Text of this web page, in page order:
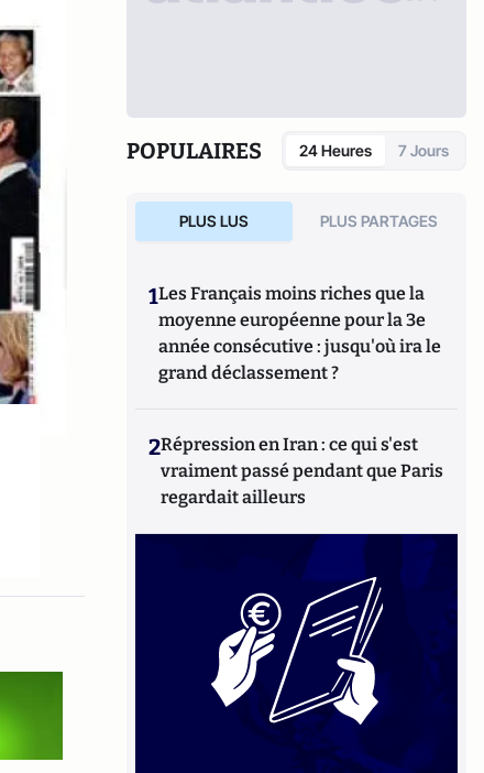
POPULAIRES 24 Heures 7 Jours
PLUS LUS PLUS PARTAGES
1Les Français moins riches que la
moyenne européenne pour la 3e
année consécutive : jusqu'où ira le
grand déclassement ?
2Répression en Iran : ce qui s'est
vraiment passé pendant que Paris
regardait ailleurs